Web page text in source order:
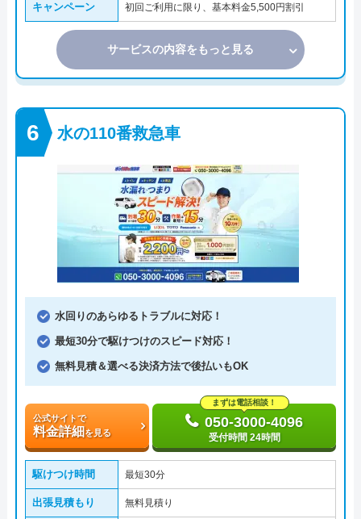
キャンペーン 初回ご利用に限り、基本料金5,500円割引
サービスの内容をもっと見る
水の110番救急車
水回りのあらゆるトラブルに対応！
最短30分で駆けつけのスピード対応！
無料見積＆選べる決済方法で後払いもOK
公式サイトで
料金詳細を見る
まずは電話相談！
050-3000-4096
受付時間 24時間
駆けつけ時間 最短30分
出張見積もり 無料見積り